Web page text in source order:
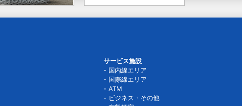
サービス施設
国内線エリア
国際線エリア
ATM
ビジネス・その他